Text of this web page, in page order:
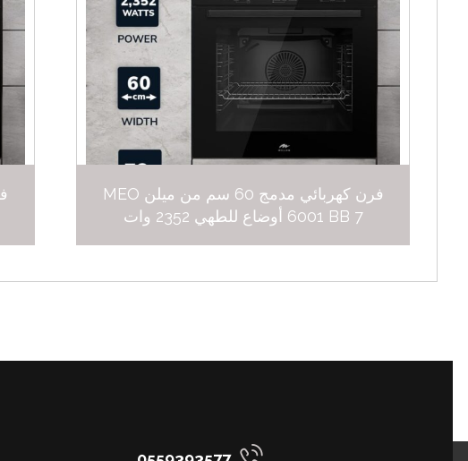
فرن كهربائي مدمج 60 سم من ميلن MEO
6001 BB 7 أوضاع للطهي 2352 وات